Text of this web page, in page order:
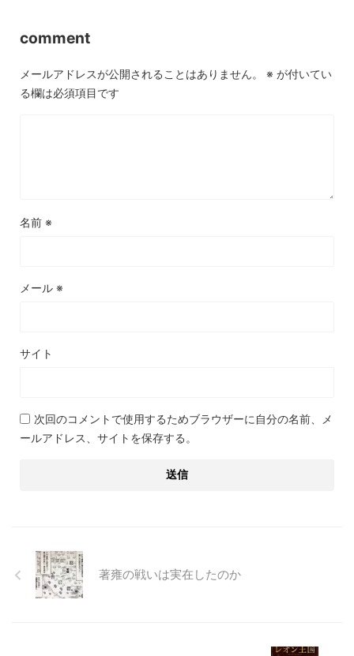
comment
メールアドレスが公開されることはありません。 ※ が付いてい
る欄は必須項目です
名前 ※
メール ※
サイト
次回のコメントで使用するためブラウザーに自分の名前、メ
ールアドレス、サイトを保存する。
著雍の戦いは実在したのか